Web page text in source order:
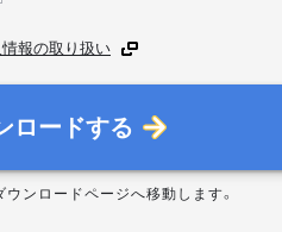
報の取り扱い
ロードする
ウンロードページへ移動します。